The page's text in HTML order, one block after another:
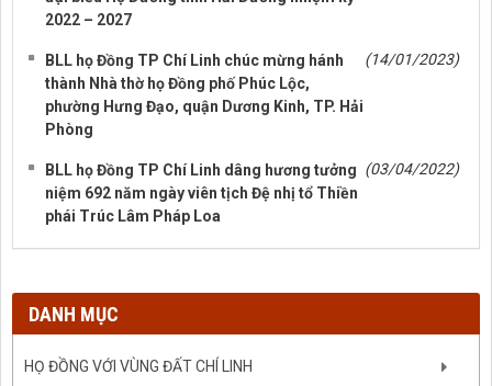
2022 – 2027
BLL họ Đồng TP Chí Linh chúc mừng hánh
thành Nhà thờ họ Đồng phố Phúc Lộc,
phường Hưng Đạo, quận Dương Kinh, TP. Hải
Phòng
(14/01/2023)
BLL họ Đồng TP Chí Linh dâng hương tưởng
niệm 692 năm ngày viên tịch Đệ nhị tổ Thiền
phái Trúc Lâm Pháp Loa
(03/04/2022)
DANH MỤC
HỌ ĐỒNG VỚI VÙNG ĐẤT CHÍ LINH